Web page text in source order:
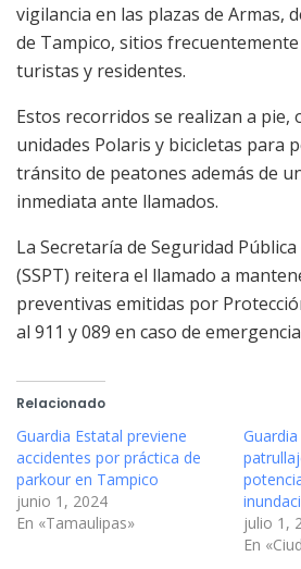
vigilancia en las plazas de Armas,
de Tampico, sitios
turistas y residentes.
Estos recorridos se realizan a pie,
unidades Polaris y bicicletas para
tránsito de peatones además de
inmediata ante llamados.
La Secretaría de Seguridad
(SSPT) reitera el llamado a
preventivas emitidas por
al 911 y 089 en caso de
Relacionado
Guardia Estatal previene
accidentes por práctica de
parkour en Tampico
junio 1, 2024
En «Tamaulipas»
julio 1,
En